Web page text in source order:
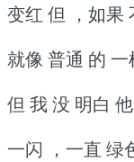
变红 但 ，如果
就像 普通 的
但 我 没 明白
一闪 ，一直 绿